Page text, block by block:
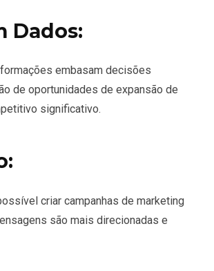
Dados:
embasam decisões
de oportunidades de expansão de
significativo.
criar campanhas de marketing
são mais direcionadas e